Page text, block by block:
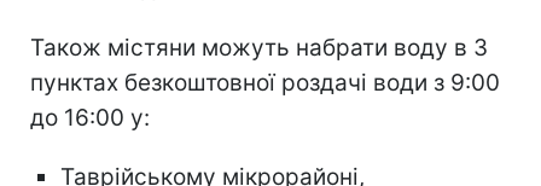
Також містяни можуть набрати воду в 3
пунктах безкоштовної роздачі води з 9:00
до 16:00 у:
Таврійському мікрорайоні,